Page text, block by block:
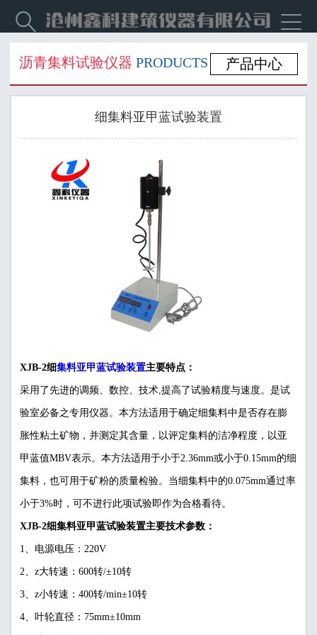


沥青集料试验仪器 PRODUCTS 产品中心
细集料亚甲蓝试验装置
XJB-2细集料亚甲蓝试验装置主要特点：
采用了先进的调频、数控、技术,提高了试验精度与速度。是试
验室必备之专用仪器。本方法适用于确定细集料中是否存在膨
胀性粘土矿物，并测定其含量，以评定集料的洁净程度，以亚
甲蓝值MBV表示。本方法适用于小于2.36mm或小于0.15mm的细
集料，也可用于矿粉的质量检验。当细集料中的0.075mm通过率
小于3%时，可不进行此项试验即作为合格看待。
XJB-2细集料亚甲蓝试验装置主要技术参数：
1、电源电压：220V
2、z大转速：600转/±10转
3、z小转速：400转/min±10转
4、叶轮直径：75mm±10mm